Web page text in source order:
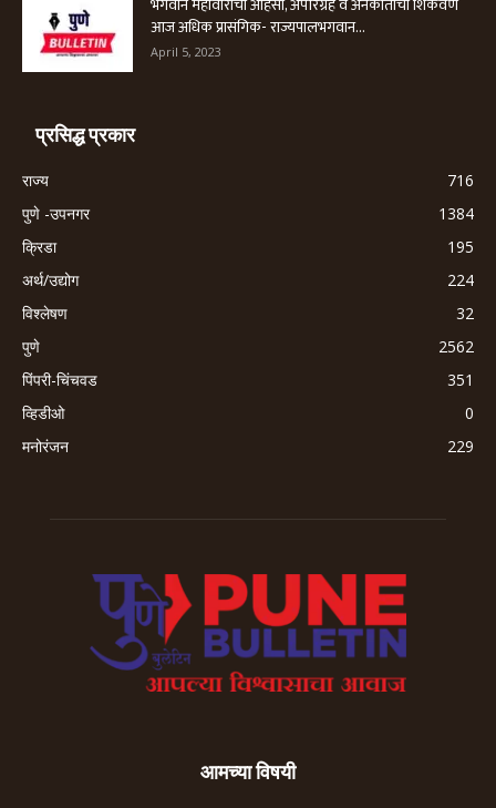
आज अधिक प्रासंगिक- राज्यपालभगवान...
April 5, 2023
प्रसिद्ध प्रकार
राज्य
716
पुणे -उपनगर
1384
क्रिडा
195
अर्थ/उद्योग
224
विश्लेषण
32
पुणे
2562
पिंपरी-चिंचवड
351
व्हिडीओ
0
मनोरंजन
229
आमच्या विषयी